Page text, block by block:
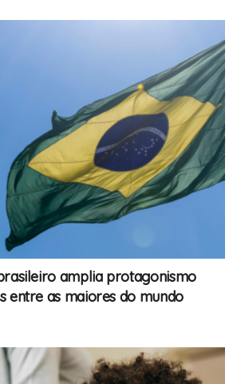
amplia protagonismo
entre as maiores do mundo